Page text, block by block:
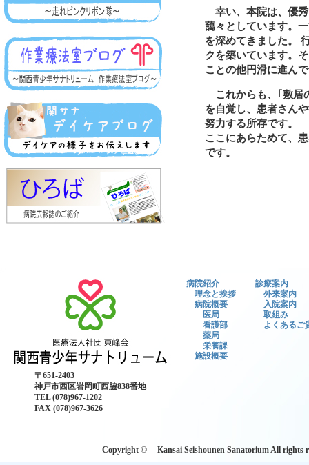
幸い、本院は、優秀
藹々としています。
を深めてきました。
クを築いています。
ことの他円滑に進ん
これからも、｢敷居
を自覚し、患者さん
努力する所存です。
ここにあらためて、
です。
〒651-2403
神戸市西区岩岡町西脇838番地
TEL (078)967-1202
FAX (078)967-3626
病院紹介
理念と挨拶
病院概要
医局
看護部
薬局
栄養課
施設概要
診療案内
外来案内
入院案内
取組み
よくあるご
Copyright © Kansai Seishounen Sanatorium All rights